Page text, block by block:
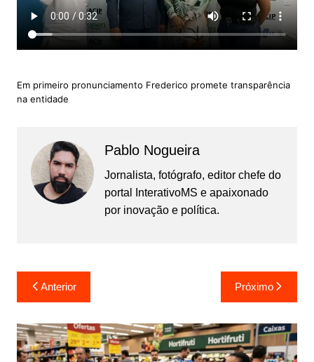
Em primeiro pronunciamento Frederico promete transparência
na entidade
Pablo Nogueira
Jornalista, fotógrafo, editor chefe do
portal InterativoMS e apaixonado
por inovação e política.
Navegação
de
Post
Anterior Próximo